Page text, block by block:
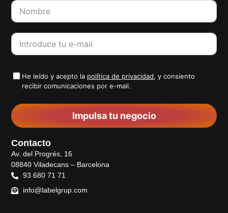
He leído y acepto la política de privacidad, y consiento
recibir comunicaciones por e-mail.
Impulsa tu negocio
Contacto
Av. del Progrés, 16
08840 Viladecans – Barcelona
93 680 71 71
info@labelgrup.com